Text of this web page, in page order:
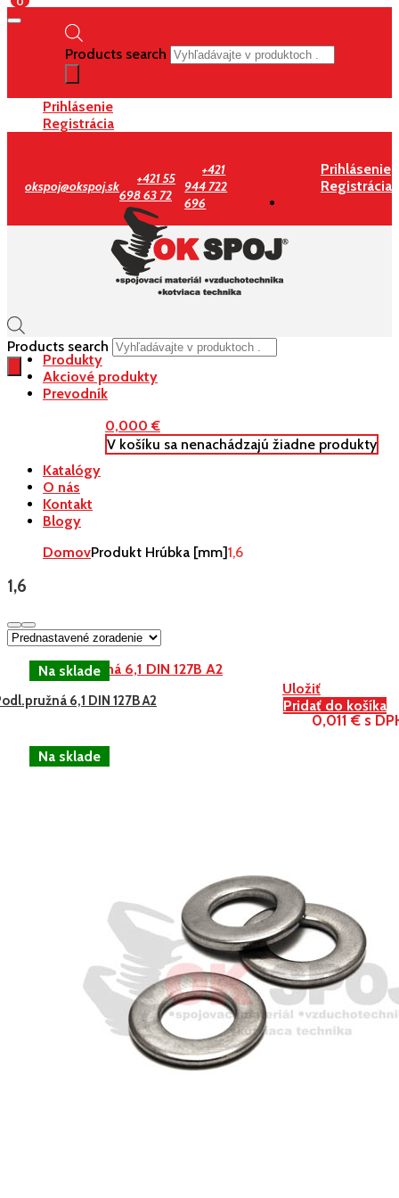
Products search
Prihlásenie
Registrácia
okspoj@okspoj.sk
+421 55
698 63 72
+421
944 722
696
Prihlásenie
Registrácia
Products search
0,000€
V košíku sa nenachádzajú žiadne produkty
Produkty
Akciové produkty
Prevodník
Katalógy
O nás
Kontakt
Blogy
DomovProdukt Hrúbka [mm]1,6
1,6
Uložiť
Pridať do košíka
6,1 DIN 127B A2
0,011 € s